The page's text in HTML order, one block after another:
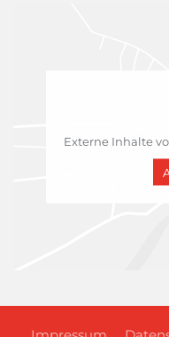
Externe Inhalte